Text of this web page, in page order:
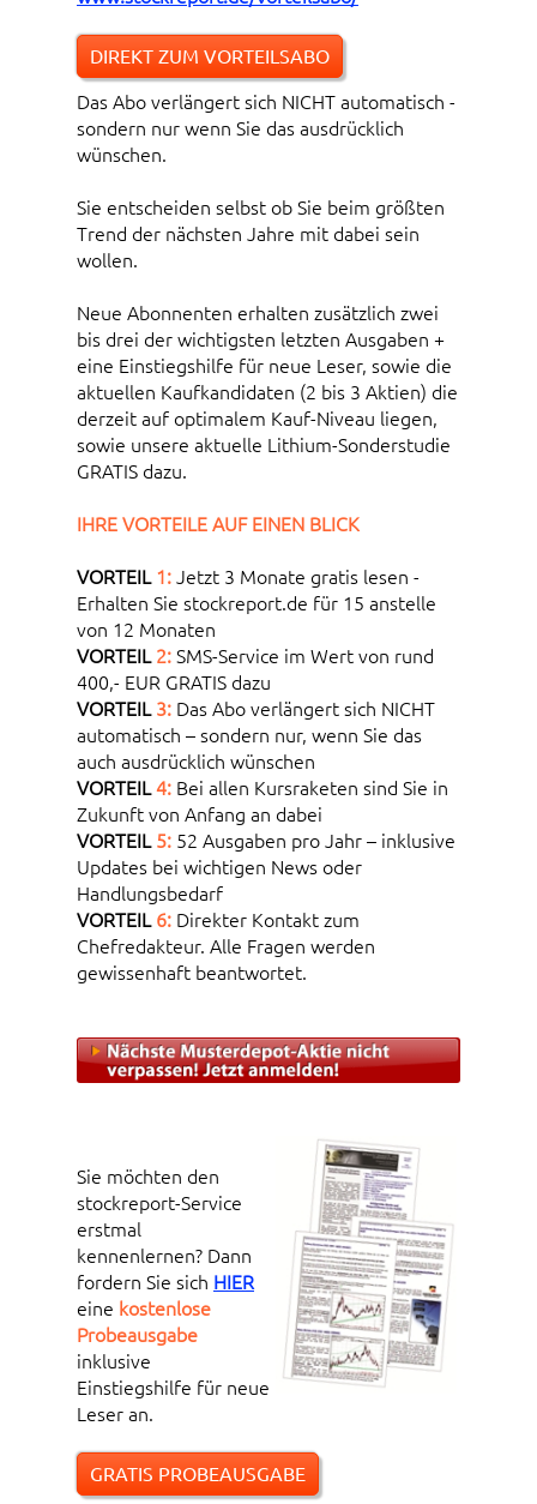
DIREKT ZUM VORTEILSABO
Das Abo verlängert sich NICHT automatisch -
sondern nur wenn Sie das ausdrücklich
wünschen.
Sie entscheiden selbst ob Sie beim größten
Trend der nächsten Jahre mit dabei sein
wollen.
Neue Abonnenten erhalten zusätzlich zwei
bis drei der wichtigsten letzten Ausgaben +
eine Einstiegshilfe für neue Leser, sowie die
aktuellen Kaufkandidaten (2 bis 3 Aktien) die
derzeit auf optimalem Kauf-Niveau liegen,
sowie unsere aktuelle Lithium-Sonderstudie
GRATIS dazu.
IHRE VORTEILE AUF EINEN BLICK
VORTEIL1:Jetzt 3 Monate gratis lesen -
Erhalten Sie stockreport.de für 15 anstelle
von 12 Monaten
VORTEIL2:SMS-Service im Wert von rund
400,- EUR GRATIS dazu
VORTEIL3: Das Abo verlängert sich NICHT
automatisch – sondern nur, wenn Sie das
auch ausdrücklich wünschen
VORTEIL4: Bei allen Kursraketen sind Sie in
Zukunft von Anfang an dabei
VORTEIL5: 52 Ausgaben pro Jahr – inklusive
Updates bei wichtigen News oder
Handlungsbedarf
VORTEIL6: Direkter Kontakt zum
Chefredakteur. Alle Fragen werden
gewissenhaft beantwortet.
Sie möchten den
stockreport-Service
erstmal
kennenlernen? Dann
fordern Sie sich HIER
eine kostenlose
Probeausgabe
inklusive
Einstiegshilfe für neue
Leser an.
GRATIS PROBEAUSGABE